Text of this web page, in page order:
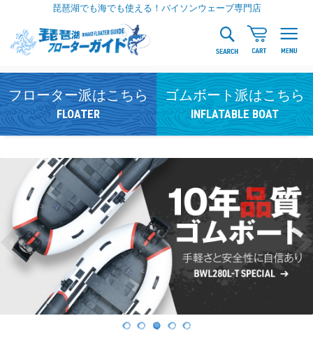
琵琶湖でも海でも使える！バイソンウェーブ専門店
フローター派はこちら
FLOATER
ゴムボート派はこちら
INFLATABLE BOAT
1 2 3 4 5